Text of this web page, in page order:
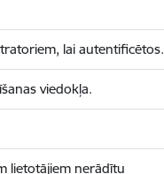
lai autentificētos.
viedokļa.
lietotājiem nerādītu